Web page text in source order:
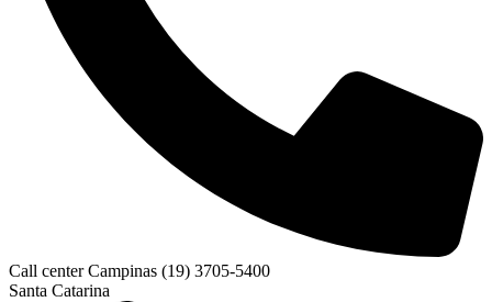
Call center Campinas (19) 3705-5400
Santa Catarina